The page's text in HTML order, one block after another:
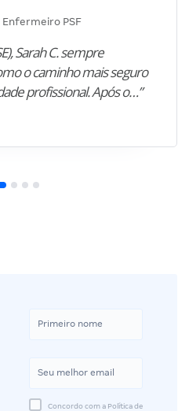
PSF
Sarah C. sempre
o caminho mais seguro
profissional. Após o…”
Concordo com a Política de